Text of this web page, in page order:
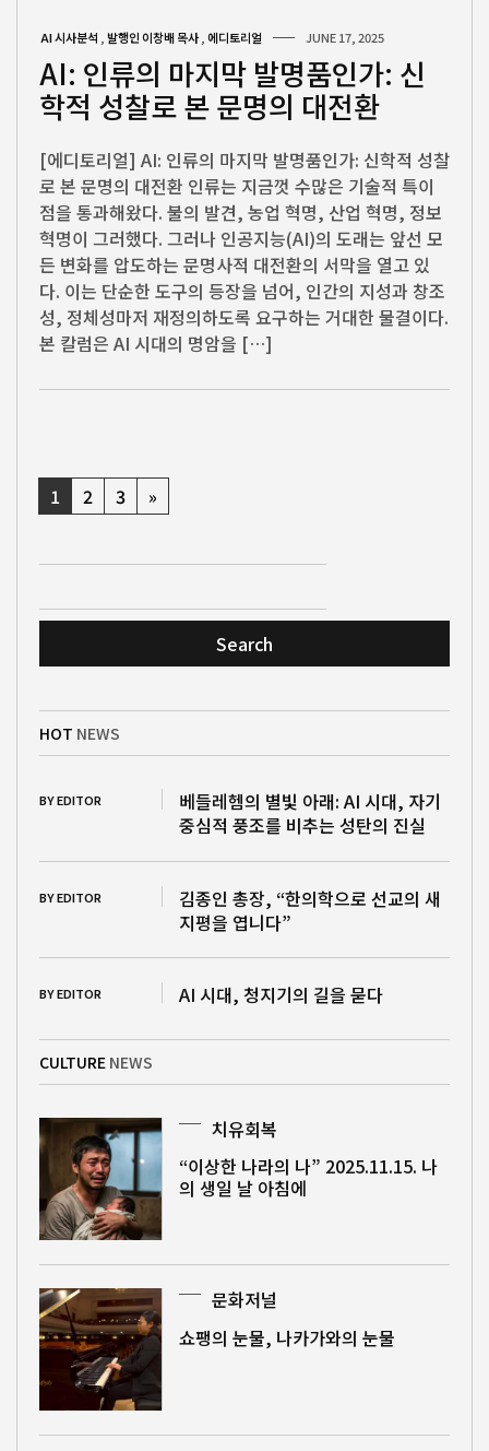
AI 시사분석 ,발행인 이창배 목사,에디토리얼 JUNE 17, 2025
AI: 인류의 마지막 발명품인가: 신
학적 성찰로 본 문명의 대전환
[에디토리얼] AI: 인류의 마지막 발명품인가: 신학적 성찰
로 본 문명의 대전환 인류는 지금껏 수많은 기술적 특이
점을 통과해왔다. 불의 발견, 농업 혁명, 산업 혁명, 정보
혁명이 그러했다. 그러나 인공지능(AI)의 도래는 앞선 모
든 변화를 압도하는 문명사적 대전환의 서막을 열고 있
다. 이는 단순한 도구의 등장을 넘어, 인간의 지성과 창조
성, 정체성마저 재정의하도록 요구하는 거대한 물결이다.
본 칼럼은 AI 시대의 명암을 […]
1 2 3 »
Search
HOT NEWS
BY EDITOR
베들레헴의 별빛 아래: AI 시대, 자기
중심적 풍조를 비추는 성탄의 진실
BY EDITOR
김종인 총장, “한의학으로 선교의 새
지평을 엽니다”
BY EDITOR AI 시대, 청지기의 길을 묻다
CULTURE NEWS
치유회복
“이상한 나라의 나” 2025.11.15. 나
의 생일 날 아침에
문화저널
쇼팽의 눈물, 나카가와의 눈물